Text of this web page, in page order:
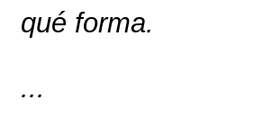
qué forma.
...